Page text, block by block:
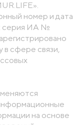
номер и дата
серия ИА №
сфере связи,
на основе